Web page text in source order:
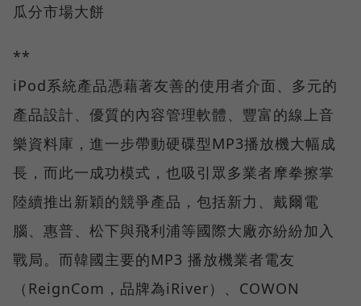
瓜分市場大餅
**
iPod系統產品憑藉著友善的使用者介面、多元的
產品設計、優質的內容管理軟體、豐富的線上音
樂資料庫，進一步帶動硬碟型MP3播放機大幅成
長，而此一成功模式，也吸引眾多業者摩拳擦掌
陸續推出新穎的競爭產品，包括新力、戴爾電
腦、惠普、松下與飛利浦等國際大廠亦紛紛加入
戰局。而韓國主要的MP3 播放機業者電友
（ReignCom，品牌為iRiver）、COWON